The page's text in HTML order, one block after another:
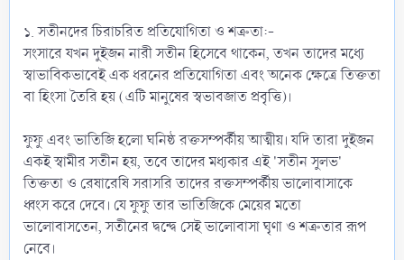
‎১. সতীনদের চিরাচরিত প্রতিযোগিতা ও শত্রুতা:-
‎সংসারে যখন দুইজন নারী সতীন হিসেবে থাকেন, তখন তাদের মধ্যে
স্বাভাবিকভাবেই এক ধরনের প্রতিযোগিতা এবং অনেক ক্ষেত্রে তিক্ততা
বা হিংসা তৈরি হয় (এটি মানুষের স্বভাবজাত প্রবৃত্তি)।
‎ফুফু এবং ভাতিজি হলো ঘনিষ্ঠ রক্তসম্পর্কীয় আত্মীয়। যদি তারা দুইজন
একই স্বামীর সতীন হয়, তবে তাদের মধ্যকার এই 'সতীন সুলভ'
তিক্ততা ও রেষারেষি সরাসরি তাদের রক্তসম্পর্কীয় ভালোবাসাকে
ধ্বংস করে দেবে। যে ফুফু তার ভাতিজিকে মেয়ের মতো
ভালোবাসতেন, সতীনের দ্বন্দ্বে সেই ভালোবাসা ঘৃণা ও শত্রুতার রূপ
নেবে।